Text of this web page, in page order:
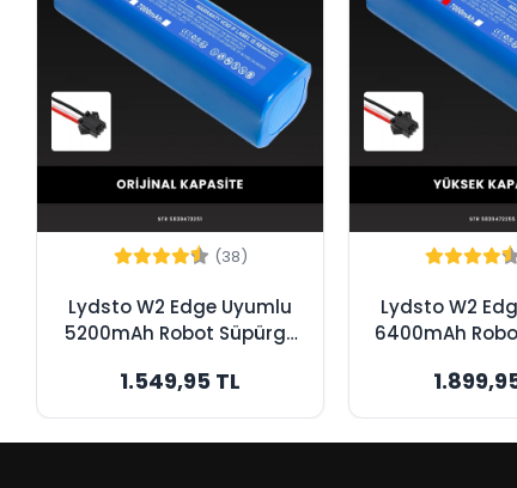
(38)
Lydsto W2 Edge Uyumlu
5200mAh Robot Süpürge
Kapasite
1.549,95 TL
Lydsto W2
6400mAh